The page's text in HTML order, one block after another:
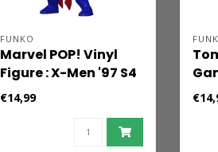
FUNKO
Marvel POP! Vinyl
Figure : X-Men '97 S4
- Psylocke 9 cm
€14,99